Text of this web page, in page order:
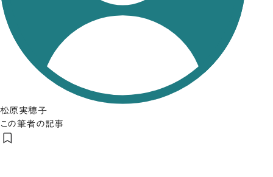
松原実穂子
この筆者の記事